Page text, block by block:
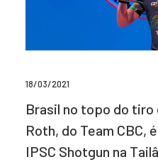
18/03/2021
Brasil no topo do
Roth, do Team CBC,
IPSC Shotgun na